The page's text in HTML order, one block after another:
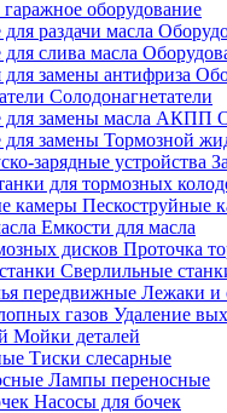
оборудование
Солодонагнетатели
Пескоструйные
Емкости для масла
Проточка
Сверлильные
Лежаки и
Удаление
Мойки деталей
Тиски слесарные
Лампы переносные
Насосы для бочек